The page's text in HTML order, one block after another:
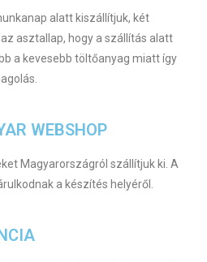
alatt kiszállítjuk, két
asztallap, hogy a szállítás alatt
a kevesebb töltőanyag miatt így
WEBSHOP
Magyarországról szállítjuk ki. A
a készítés helyéről.